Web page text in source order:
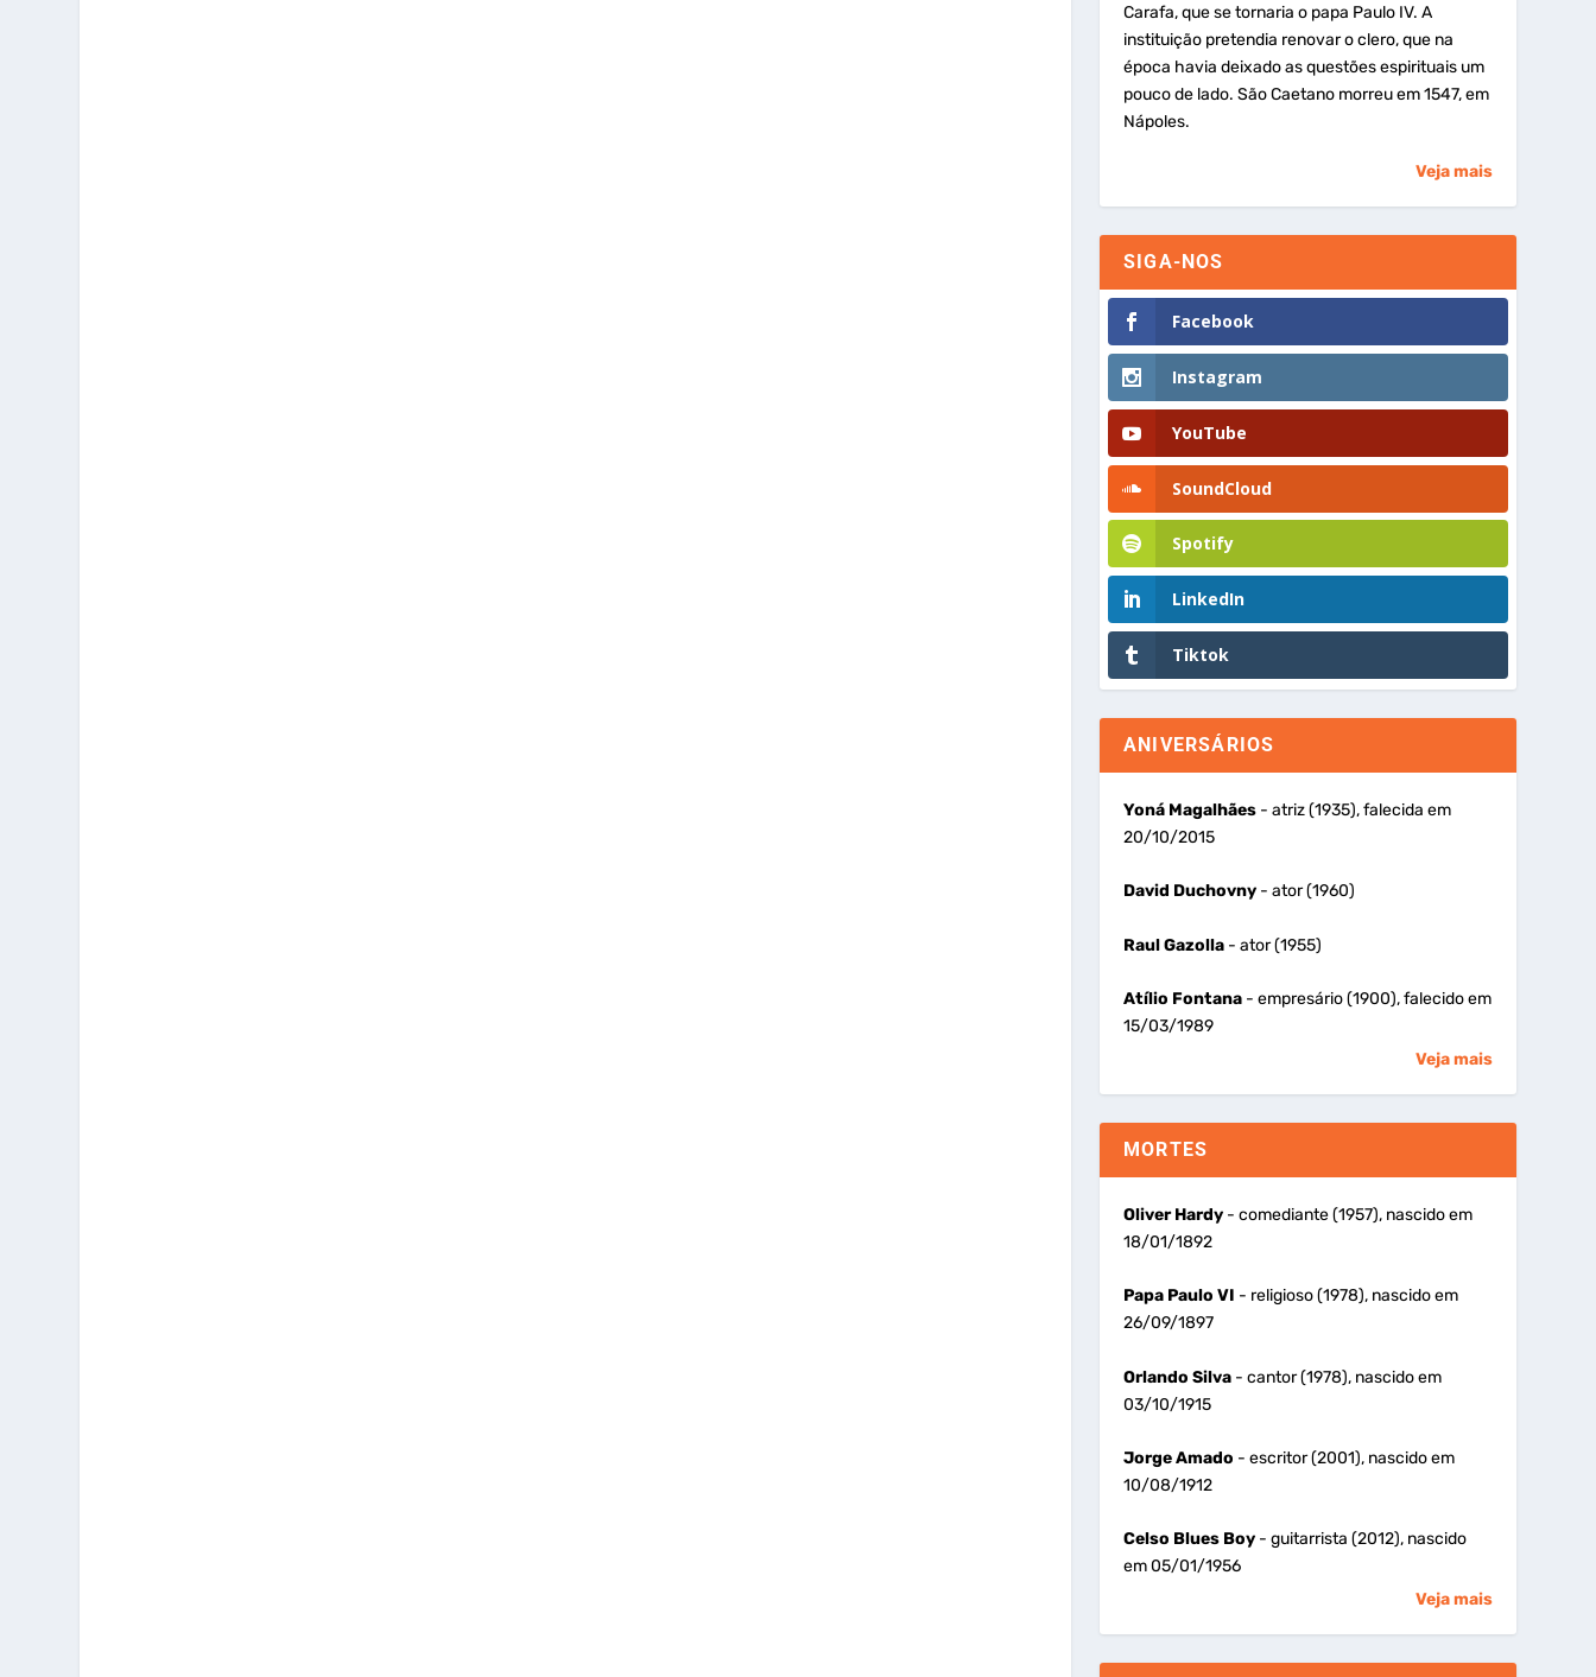
Carafa, que se tornaria o papa Paulo IV. A
instituição pretendia renovar o clero, que na
época havia deixado as questões espirituais um
pouco de lado. São Caetano morreu em 1547, em
Nápoles.
Veja mais
SIGA-NOS
Facebook
Instagram
YouTube
SoundCloud
Spotify
LinkedIn
Tiktok
ANIVERSÁRIOS
Yoná Magalhães- atriz (1935), falecida em
20/10/2015
David Duchovny- ator (1960)
Raul Gazolla- ator (1955)
Atílio Fontana- empresário (1900), falecido em
15/03/1989
Veja mais
MORTES
Oliver Hardy- comediante (1957), nascido em
18/01/1892
Papa Paulo VI - religioso (1978), nascido em
26/09/1897
Orlando Silva- cantor (1978), nascido em
03/10/1915
Jorge Amado - escritor (2001), nascido em
10/08/1912
Celso Blues Boy- guitarrista (2012), nascido
em 05/01/1956
Veja mais